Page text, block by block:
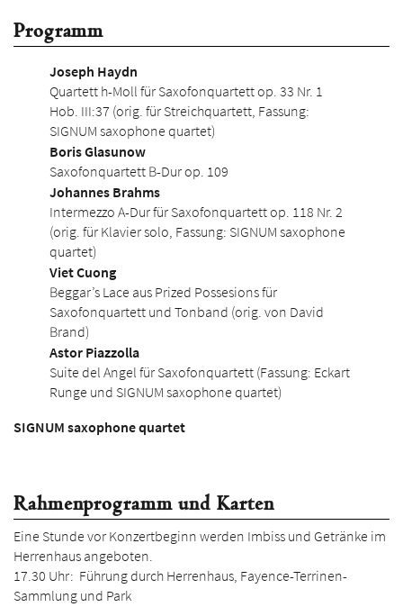
Programm
Joseph Haydn
Quartett h-Moll für Saxofonquartett op. 33 Nr. 1
Hob. III:37 (orig. für Streichquartett, Fassung:
SIGNUM saxophone quartet)
Boris Glasunow
Saxofonquartett B-Dur op. 109
Johannes Brahms
Intermezzo A-Dur für Saxofonquartett op. 118 Nr. 2
(orig. für Klavier solo, Fassung: SIGNUM saxophone
quartet)
Viet Cuong
Beggar’s Lace aus Prized Possesions für
Saxofonquartett und Tonband (orig. von David
Brand)
Astor Piazzolla
Suite del Ángel für Saxofonquartett (Fassung: Eckart
Runge und SIGNUM saxophone quartet)
SIGNUM saxophone quartet
Rahmenprogramm und Karten
Eine Stunde vor Konzertbeginn werden Imbiss und Getränke im
Herrenhaus angeboten.
17.30 Uhr: Führung durch Herrenhaus, Fayence-Terrinen-
Sammlung und Park